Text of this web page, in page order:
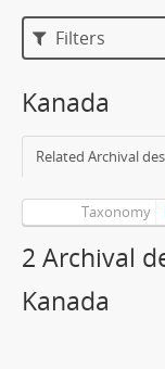
Filters
Kanada
Related Archival
Taxonomy
2 Archival
Kanada